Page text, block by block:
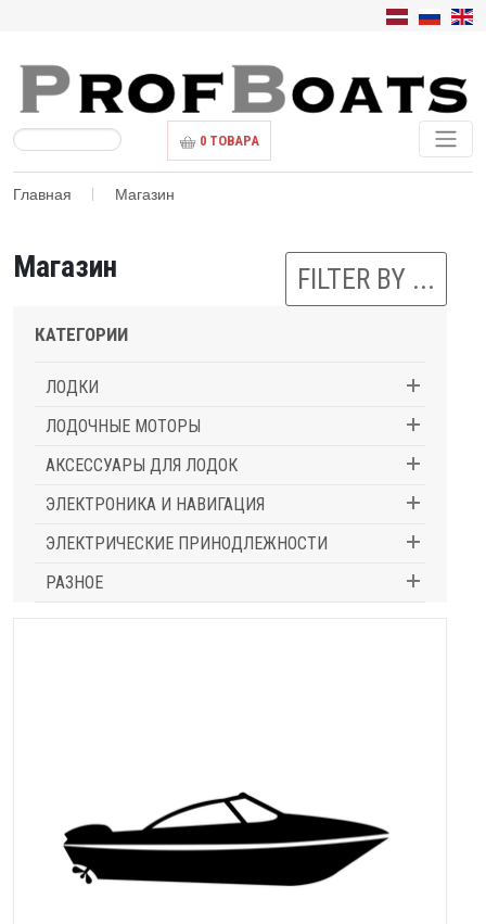
0 ТОВАРА
Главная Магазин
Магазин FILTER BY ...
КАТЕГОРИИ
ЛОДКИ
ЛОДОЧНЫЕ МОТОРЫ
АКСЕССУАРЫ ДЛЯ ЛОДОК
ЭЛЕКТРОНИКА И НАВИГАЦИЯ
ЭЛЕКТРИЧЕСКИЕ ПРИНОДЛЕЖНОСТИ
РАЗНОЕ